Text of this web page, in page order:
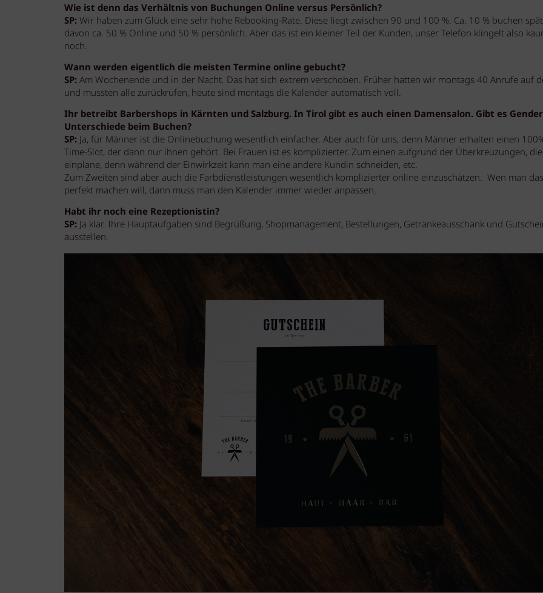
Wie ist denn das Verhältnis von Buchungen Online versus Persönlich?
SP: Wir haben zum Glück eine sehr hohe Rebooking-Rate. Diese liegt zwischen 90 und 100 %. Ca. 10 % buchen
davon ca. 50 % Online und 50 % persönlich. Aber das ist ein kleiner Teil der Kunden, unser Telefon klingelt also
noch.
Wann werden eigentlich die meisten Termine online gebucht?
SP: Am Wochenende und in der Nacht. Das hat sich extrem verschoben. Früher hatten wir montags 40 Anrufe auf
und mussten alle zurückrufen, heute sind montags die Kalender automatisch voll.
Ihr betreibt Barbershops in Kärnten und Salzburg. In Tirol gibt es auch einen Damensalon. Gibt es
Unterschiede beim Buchen?
SP: Ja, für Männer ist die Onlinebuchung wesentlich einfacher. Aber auch für uns, denn Männer erhalten einen
Time-Slot, der dann nur ihnen gehört. Bei Frauen ist es komplizierter. Zum einen aufgrund der Überkreuzungen,
einplane, denn während der Einwirkzeit kann man eine andere Kundin schneiden, etc.
Zum Zweiten sind aber auch die Farbdienstleistungen wesentlich komplizierter online einzuschätzen. Wen man das
perfekt machen will, dann muss man den Kalender immer wieder anpassen.
Habt ihr noch eine Rezeptionistin?
SP: Ja klar. Ihre Hauptaufgaben sind Begrüßung, Shopmanagement, Bestellungen, Getränkeausschank und
ausstellen.